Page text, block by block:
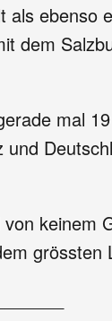
als ebenso
dem
mal
keinem
grössten